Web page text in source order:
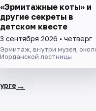
«Эрмитажные коты» и
другие секреты в
детском квесте
3 сентября 2026 • четверг
Эрмитаж, внутри музея,
Иорданской лестницы
→